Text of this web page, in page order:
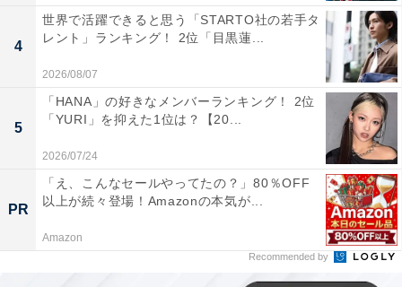
4
世界で活躍できると思う「STARTO社の若手タ
レント」ランキング！ 2位「目黒蓮...
2026/08/07
5
「HANA」の好きなメンバーランキング！ 2位
「YURI」を抑えた1位は？【20...
2026/07/24
PR
「え、こんなセールやってたの？」80％OFF
以上が続々登場！Amazonの本気が...
Amazon
Recommended by